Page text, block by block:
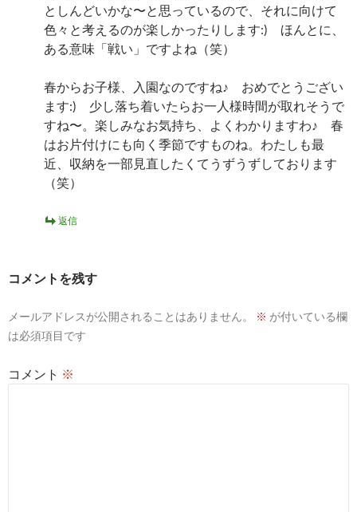
としんどいかな〜と思っているので、それに向けて
色々と考えるのが楽しかったりします:) ほんとに、
ある意味「戦い」ですよね（笑）
春からお子様、入園なのですね♪ おめでとうござい
ます:) 少し落ち着いたらお一人様時間が取れそうで
すね〜。楽しみなお気持ち、よくわかりますわ♪ 春
はお片付けにも向く季節ですものね。わたしも最
近、収納を一部見直したくてうずうずしております
（笑）
返信
コメントを残す
メールアドレスが公開されることはありません。 ※ が付いている欄
は必須項目です
コメント ※